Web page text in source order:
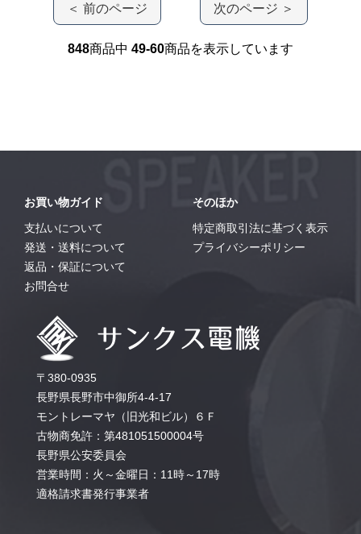
＜ 前のページ 次のページ ＞
848商品中 49-60商品を表示しています
お買い物ガイド
支払いについて
発送・送料について
返品・保証について
お問合せ
そのほか
特定商取引法に基づく表示
プライバシーポリシー
〒380-0935
長野県長野市中御所4-4-17
モントレーマヤ（旧光和ビル）６Ｆ
古物商免許：第481051500004号
長野県公安委員会
営業時間：火～金曜日：11時～17時
適格請求書発行事業者